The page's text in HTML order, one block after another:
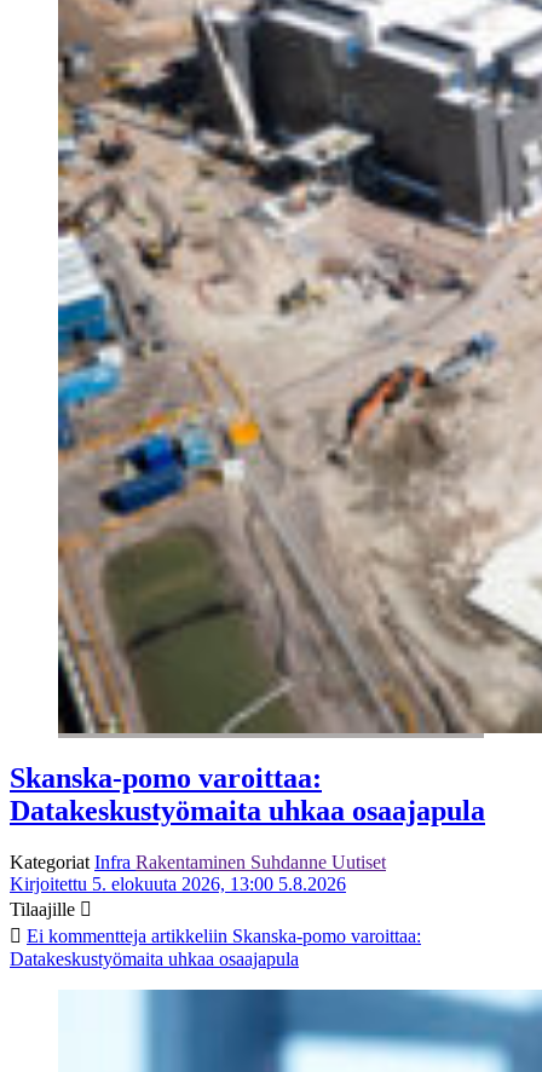
Skanska-pomo varoittaa:
Datakeskustyömaita uhkaa osaajapula
Kategoriat Infra Rakentaminen Suhdanne Uutiset
Kirjoitettu 5. elokuuta 2026, 13:00 5.8.2026
Tilaajille
Ei kommentteja artikkeliin Skanska-pomo varoittaa:
Datakeskustyömaita uhkaa osaajapula